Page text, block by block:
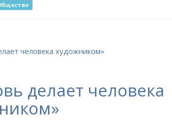
делает человека